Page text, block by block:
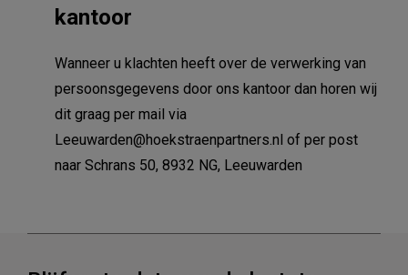
kantoor
Wanneer u klachten heeft over de verwerking van
persoonsgegevens door ons kantoor dan horen wij
dit graag per mail via
Leeuwarden@hoekstraenpartners.nl of per post
naar Schrans 50, 8932 NG, Leeuwarden